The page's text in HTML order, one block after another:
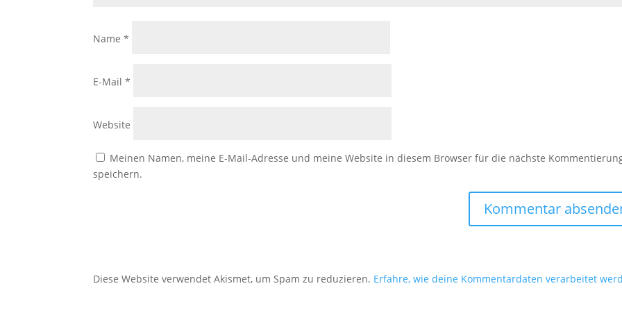
Name*
E-Mail*
Website
Meinen Namen, meine E-Mail-Adresse und meine Website in diesem Browser für die nächste
speichern.
Diese Website verwendet Akismet, um Spam zu reduzieren. Erfahre, wie deine Kommentardaten verarbeitet